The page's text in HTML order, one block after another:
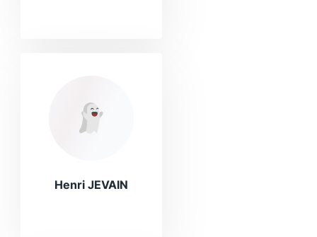
Henri JEVAIN